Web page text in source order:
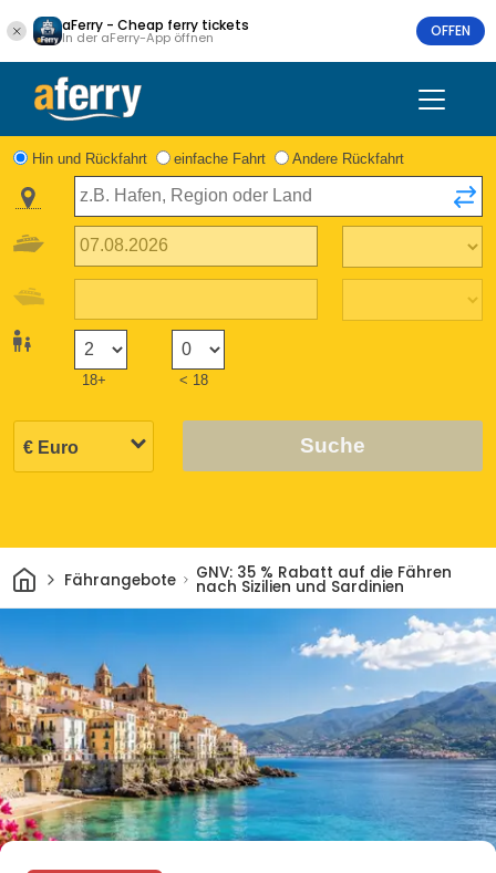
aFerry - Cheap ferry tickets
In der aFerry-App öffnen OFFEN
Hin und Rückfahrt einfache Fahrt Andere Rückfahrt
18+ < 18
Suche
HeimFährangebote GNV: 35 % Rabatt auf die Fähren
nach Sizilien und Sardinien